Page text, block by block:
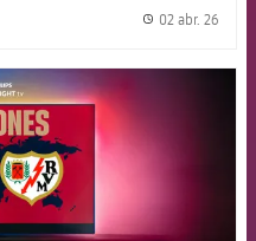
02 abr. 26
Barcelona badge